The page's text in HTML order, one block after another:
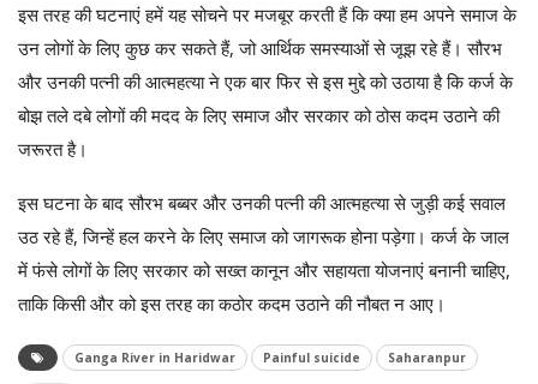
इस तरह की घटनाएं हमें यह सोचने पर मजबूर करती हैं कि क्या हम अपने समाज के
उन लोगों के लिए कुछ कर सकते हैं, जो आर्थिक समस्याओं से जूझ रहे हैं। सौरभ
और उनकी पत्नी की आत्महत्या ने एक बार फिर से इस मुद्दे को उठाया है कि कर्ज के
बोझ तले दबे लोगों की मदद के लिए समाज और सरकार को ठोस कदम उठाने की
जरूरत है।
इस घटना के बाद सौरभ बब्बर और उनकी पत्नी की आत्महत्या से जुड़ी कई सवाल
उठ रहे हैं, जिन्हें हल करने के लिए समाज को जागरूक होना पड़ेगा। कर्ज के जाल
में फंसे लोगों के लिए सरकार को सख्त कानून और सहायता योजनाएं बनानी चाहिए,
ताकि किसी और को इस तरह का कठोर कदम उठाने की नौबत न आए।
Ganga River in Haridwar Painful suicide Saharanpur